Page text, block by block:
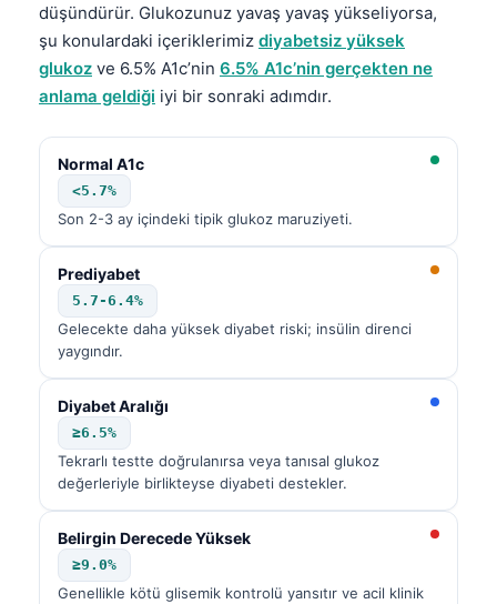
düşündürür. Glukozunuz yavaş yavaş yükseliyorsa,
şu konulardaki içeriklerimiz diyabetsiz yüksek
glukoz ve 6.5% A1c’nin 6.5% A1c’nin gerçekten ne
anlama geldiği iyi bir sonraki adımdır.
Normal A1c
<5.7%
Son 2-3 ay içindeki tipik glukoz maruziyeti.
Prediyabet
5.7-6.4%
Gelecekte daha yüksek diyabet riski; insülin direnci
yaygındır.
Diyabet Aralığı
≥6.5%
Tekrarlı testte doğrulanırsa veya tanısal glukoz
değerleriyle birlikteyse diyabeti destekler.
Belirgin Derecede Yüksek
≥9.0%
Genellikle kötü glisemik kontrolü yansıtır ve acil klinik